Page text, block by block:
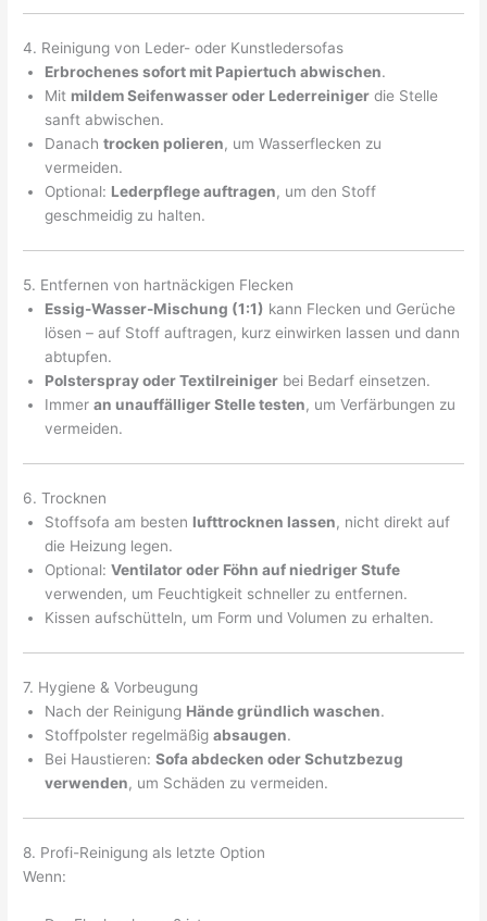
4. Reinigung von Leder- oder Kunstledersofas
Erbrochenes sofort mit Papiertuch abwischen.
Mit mildem Seifenwasser oder Lederreiniger die Stelle
sanft abwischen.
Danachtrocken polieren, um Wasserflecken zu
vermeiden.
Optional: Lederpflege auftragen, um den Stoff
geschmeidig zu halten.
5. Entfernen von hartnäckigen Flecken
Essig-Wasser-Mischung (1:1) kann Flecken und Gerüche
lösen – auf Stoff auftragen, kurz einwirken lassen und dann
abtupfen.
Polsterspray oder Textilreiniger bei Bedarf einsetzen.
Immeran unauffälliger Stelle testen, um Verfärbungen zu
vermeiden.
6. Trocknen
Stoffsofa am besten lufttrocknen lassen, nicht direkt auf
die Heizung legen.
Optional:Ventilator oder Föhn auf niedriger Stufe
verwenden, um Feuchtigkeit schneller zu entfernen.
Kissen aufschütteln, um Form und Volumen zu erhalten.
7. Hygiene & Vorbeugung
Nach der Reinigung Hände gründlich waschen.
Stoffpolster regelmäßigabsaugen.
Bei Haustieren:Sofa abdecken oder Schutzbezug
verwenden, um Schäden zu vermeiden.
8. Profi-Reinigung als letzte Option
Wenn: